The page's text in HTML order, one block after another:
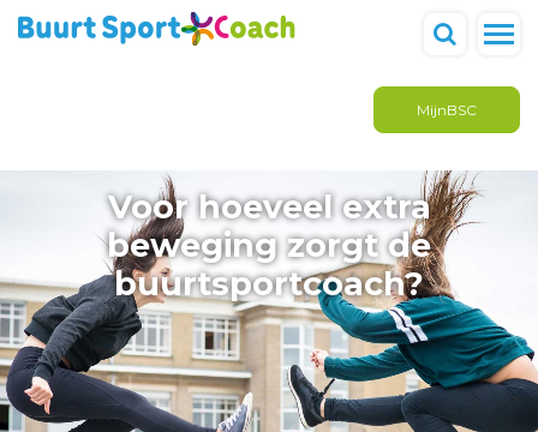
MijnBSC
Voor hoeveel extra
beweging zorgt de
buurtsportcoach?